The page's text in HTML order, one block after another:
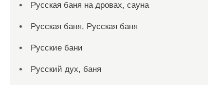
Русская баня на дровах, сауна
Русская баня, Русская баня
Русские бани
Русский дух, баня